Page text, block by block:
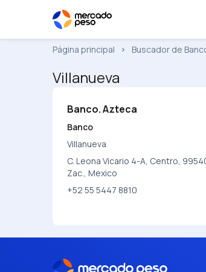
Página principal Buscador de
Villanueva
Banco. Azteca
Banco
Villanueva
C. Leona Vicario 4-A, Centro,
Zac., Mexico
+52 55 5447 8810